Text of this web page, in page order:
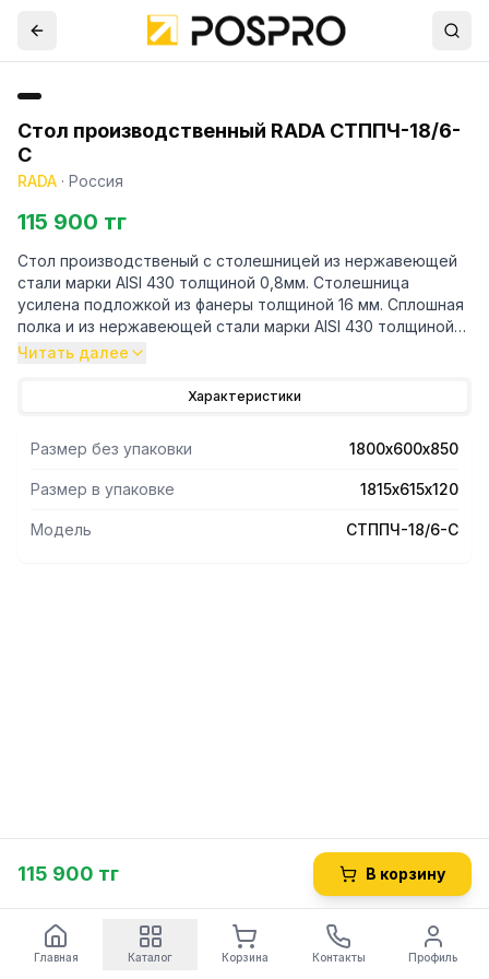
Стол производственный RADA СТППЧ-18/6-
С
RADA · Россия
115 900 тг
Стол производственый с столешницей из нержавеющей
стали марки AISI 430 толщиной 0,8мм. Столешница
усилена подложкой из фанеры толщиной 16 мм. Сплошная
полка и из нержавеющей стали марки AISI 430 толщиной
0,8мм. Ножки каркаса из профильной трубы 40х40
Регулируемые опоры. У производственного стола
равнораспределенная 250 кг. Стол поставляется в
разобранном виде. В упакованном виде изделие имеет
Читать далее
Характеристики
Размер без упаковки 1800х600х850
Размер в упаковке 1815х615х120
Модель СТППЧ-18/6-С
115 900 тг В корзину
Главная Каталог Корзина Контакты Профиль